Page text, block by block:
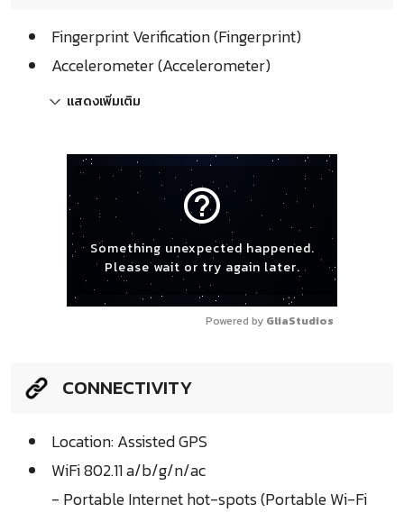
Fingerprint Verification (Fingerprint)
Accelerometer (Accelerometer)
แสดงเพิ่มเติม
help_outline
Something unexpected happened.
Please wait or try again later.
Powered by GliaStudios
CONNECTIVITY
Location: Assisted GPS
WiFi 802.11 a/b/g/n/ac
- Portable Internet hot-spots (Portable Wi-Fi